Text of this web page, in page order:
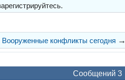
Вооруженные конфликты сегодня →
Сообщений 3